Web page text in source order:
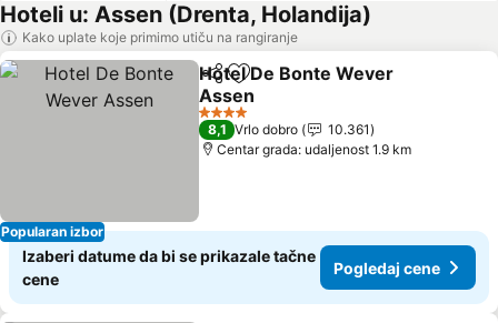
Hoteli u: Assen (Drenta, Holandija)
Kako uplate koje primimo utiču na rangiranje
Popularan izbor
Deli Dodati u favorite
Hotel De Bonte Wever
Assen
4 Zvezdice
8,1 Vrlo dobro
10.361
Centar grada: udaljenost 1.9 km
Izaberi datume da bi se prikazale tačne
cene
Pogledaj cene